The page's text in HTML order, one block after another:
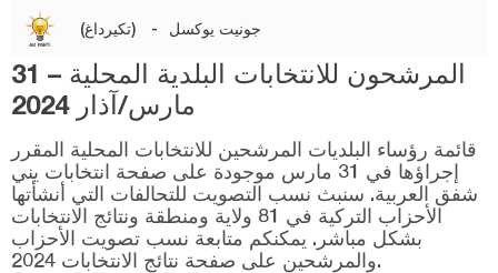
توكات
طرابزون
طونجالي
أوشاك
فان
يالوفا
جونيت يوكسل - (تكيرداغ)
المرشحون للانتخابات البلدية المحلية – 31
مارس/آذار 2024
قائمة رؤساء البلديات المرشحين للانتخابات المحلية المقرر
إجراؤها في 31 مارس موجودة على صفحة انتخابات يني
شفق العربية. سنبث نسب التصويت للتحالفات التي أنشأتها
الأحزاب التركية في 81 ولاية ومنطقة ونتائج الانتخابات
بشكل مباشر. يمكنكم متابعة نسب تصويت الأحزاب
والمرشحين على صفحة نتائج الانتخابات 2024.